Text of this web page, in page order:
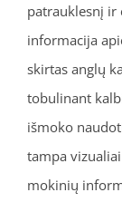
patrauklesnį ir
informacija
skirtas anglų
tobulinant
išmoko
tampa
mokinių